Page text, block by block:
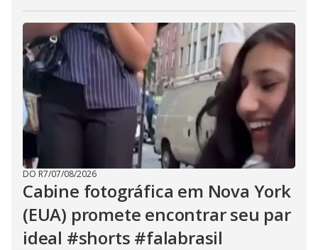
DO R7/07/08/2026
Cabine fotográfica em Nova York
(EUA) promete encontrar seu par
ideal #shorts #falabrasil